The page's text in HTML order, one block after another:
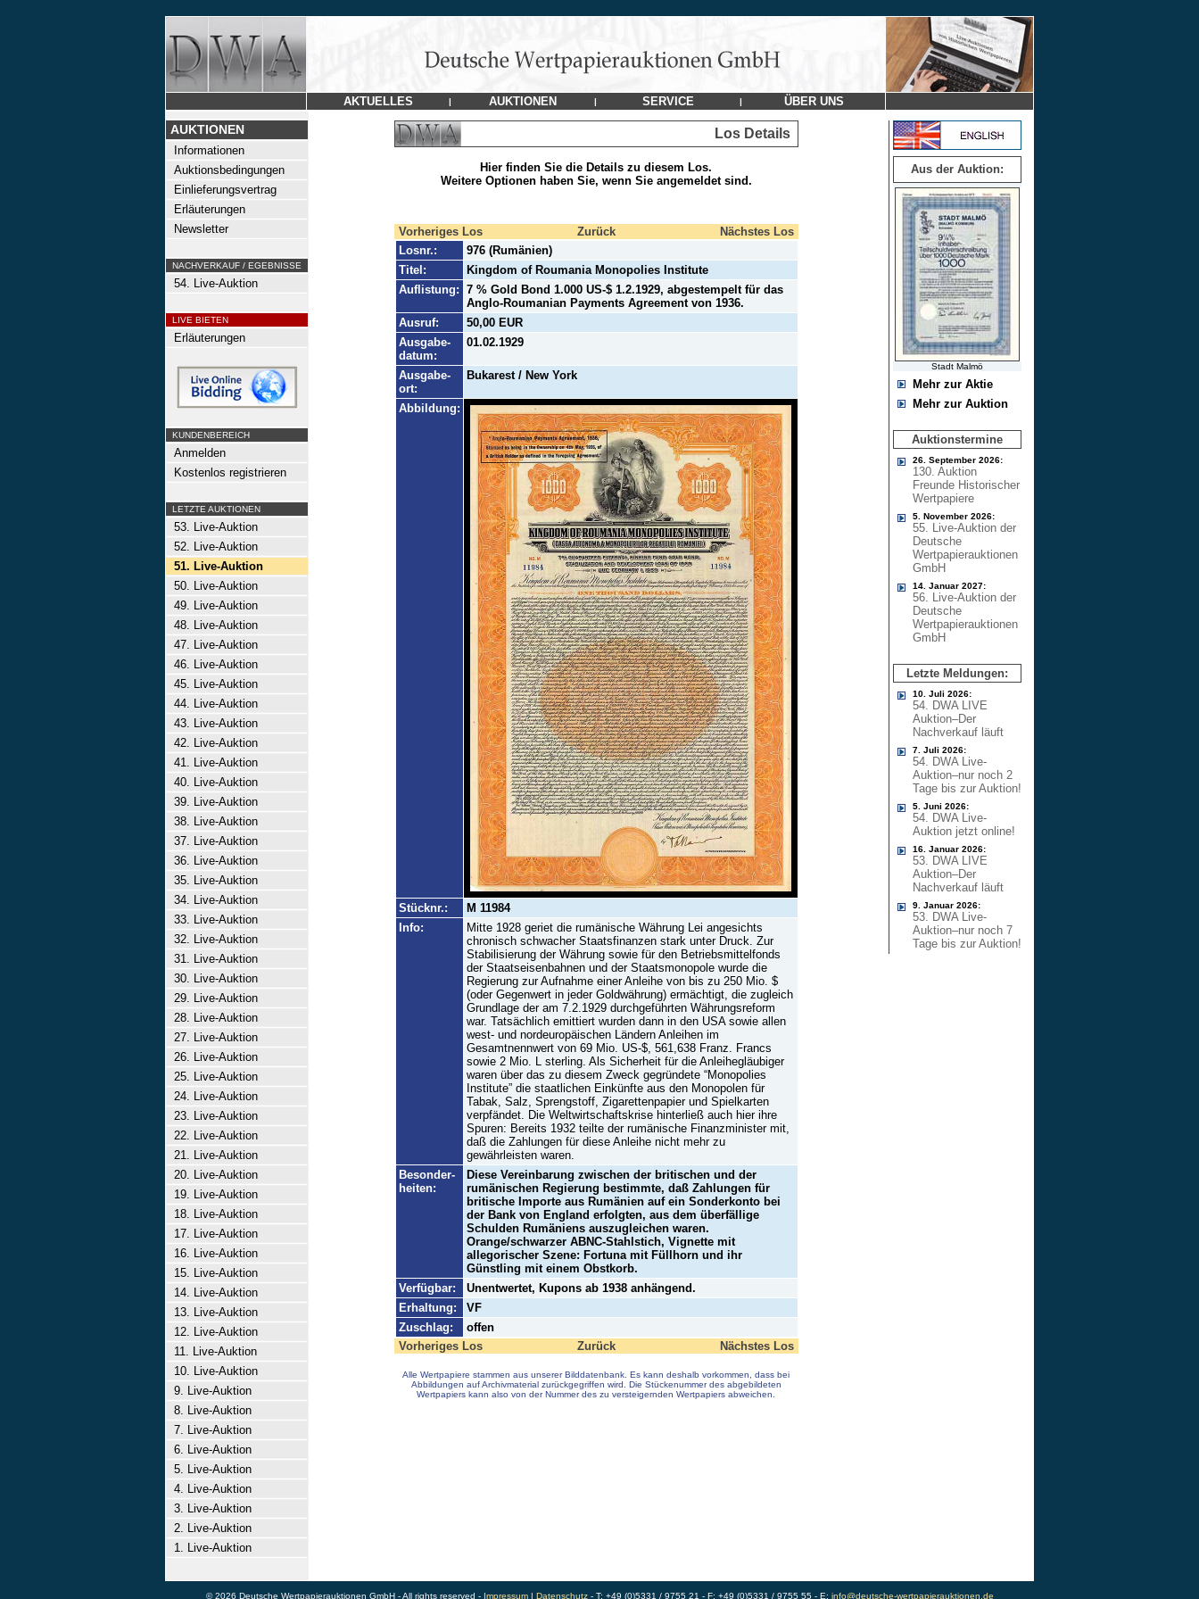
AKTUELLES | AUKTIONEN | SERVICE | ÜBER UNS
AUKTIONEN
Informationen
Auktionsbedingungen
Einlieferungsvertrag
Erläuterungen
Newsletter
NACHVERKAUF / EGEBNISSE
54. Live-Auktion
LIVE BIETEN
Erläuterungen
KUNDENBEREICH
Anmelden
Kostenlos registrieren
LETZTE AUKTIONEN
53. Live-Auktion
52. Live-Auktion
51. Live-Auktion
50. Live-Auktion
49. Live-Auktion
48. Live-Auktion
47. Live-Auktion
46. Live-Auktion
45. Live-Auktion
44. Live-Auktion
43. Live-Auktion
42. Live-Auktion
41. Live-Auktion
40. Live-Auktion
39. Live-Auktion
38. Live-Auktion
37. Live-Auktion
36. Live-Auktion
35. Live-Auktion
34. Live-Auktion
33. Live-Auktion
32. Live-Auktion
31. Live-Auktion
30. Live-Auktion
29. Live-Auktion
28. Live-Auktion
27. Live-Auktion
26. Live-Auktion
25. Live-Auktion
24. Live-Auktion
23. Live-Auktion
22. Live-Auktion
21. Live-Auktion
20. Live-Auktion
19. Live-Auktion
18. Live-Auktion
17. Live-Auktion
16. Live-Auktion
15. Live-Auktion
14. Live-Auktion
13. Live-Auktion
12. Live-Auktion
11. Live-Auktion
10. Live-Auktion
9. Live-Auktion
8. Live-Auktion
7. Live-Auktion
6. Live-Auktion
5. Live-Auktion
4. Live-Auktion
3. Live-Auktion
2. Live-Auktion
1. Live-Auktion
Los Details
Hier finden Sie die Details zu diesem Los.
Weitere Optionen haben Sie, wenn Sie angemeldet sind.
Vorheriges Los Zurück
Nächstes Los
Losnr.:
976 (Rumänien)
Titel:
Kingdom of Roumania Monopolies Institute
Auflistung: 7 % Gold Bond 1.000 US-$ 1.2.1929, abgestempelt für das
Anglo-Roumanian Payments Agreement von 1936.
Ausruf:
50,00 EUR
Ausgabe-
datum:
01.02.1929
Ausgabe-
ort:
Bukarest / New York
Abbildung:
Stücknr.:
M 11984
Info:
Mitte 1928 geriet die rumänische Währung Lei angesichts
chronisch schwacher Staatsfinanzen stark unter Druck. Zur
Stabilisierung der Währung sowie für den Betriebsmittelfonds
der Staatseisenbahnen und der Staatsmonopole wurde die
Regierung zur Aufnahme einer Anleihe von bis zu 250 Mio. $
(oder Gegenwert in jeder Goldwährung) ermächtigt, die zugleich
Grundlage der am 7.2.1929 durchgeführten Währungsreform
war. Tatsächlich emittiert wurden dann in den USA sowie allen
west- und nordeuropäischen Ländern Anleihen im
Gesamtnennwert von 69 Mio. US-$, 561,638 Franz. Francs
sowie 2 Mio. L sterling. Als Sicherheit für die Anleihegläubiger
waren über das zu diesem Zweck gegründete “Monopolies
Institute” die staatlichen Einkünfte aus den Monopolen für
Tabak, Salz, Sprengstoff, Zigarettenpapier und Spielkarten
verpfändet. Die Weltwirtschaftskrise hinterließ auch hier ihre
Spuren: Bereits 1932 teilte der rumänische Finanzminister mit,
daß die Zahlungen für diese Anleihe nicht mehr zu
gewährleisten waren.
Besonder-
heiten:
Diese Vereinbarung zwischen der britischen und der
rumänischen Regierung bestimmte, daß Zahlungen für
britische Importe aus Rumänien auf ein Sonderkonto bei
der Bank von England erfolgten, aus dem überfällige
Schulden Rumäniens auszugleichen waren.
Orange/schwarzer ABNC-Stahlstich, Vignette mit
allegorischer Szene: Fortuna mit Füllhorn und ihr
Günstling mit einem Obstkorb.
Verfügbar:
Unentwertet, Kupons ab 1938 anhängend.
Erhaltung:
VF
Zuschlag:
offen
Vorheriges Los
Zurück Nächstes Los
Alle Wertpapiere stammen aus unserer Bilddatenbank. Es kann deshalb vorkommen, dass bei
Abbildungen auf Archivmaterial zurückgegriffen wird. Die Stückenummer des abgebildeten
Wertpapiers kann also von der Nummer des zu versteigernden Wertpapiers abweichen.
Aus der Auktion:
Stadt Malmö
Mehr zur Aktie
Mehr zur Auktion
Auktionstermine
26. September 2026:
130. Auktion
Freunde Historischer
Wertpapiere
5. November 2026:
55. Live-Auktion der
Deutsche
Wertpapierauktionen
GmbH
14. Januar 2027:
56. Live-Auktion der
Deutsche
Wertpapierauktionen
GmbH
Letzte Meldungen:
10. Juli 2026:
54. DWA LIVE
Auktion–Der
Nachverkauf läuft
7. Juli 2026:
54. DWA Live-
Auktion–nur noch 2
Tage bis zur Auktion!
5. Juni 2026:
54. DWA Live-
Auktion jetzt online!
16. Januar 2026:
53. DWA LIVE
Auktion–Der
Nachverkauf läuft
9. Januar 2026:
53. DWA Live-
Auktion–nur noch 7
Tage bis zur Auktion!
© 2026 Deutsche Wertpapierauktionen GmbH - All rights reserved - Impressum| Datenschutz- T: +49 (0)5331 / 9755 21 - F: +49 (0)5331 / 9755 55 - E: info@deutsche-wertpapierauktionen.de